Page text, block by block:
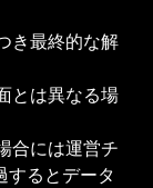
き最終的な解
とは異なる場
合には運営チ
するとデータ